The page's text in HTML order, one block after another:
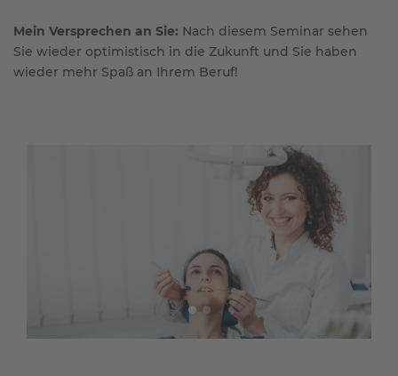
Mein Versprechen an Sie: Nach diesem Seminar sehen
Sie wieder optimistisch in die Zukunft und Sie haben
wieder mehr Spaß an Ihrem Beruf!